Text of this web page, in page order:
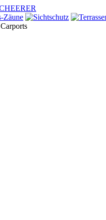
Carports